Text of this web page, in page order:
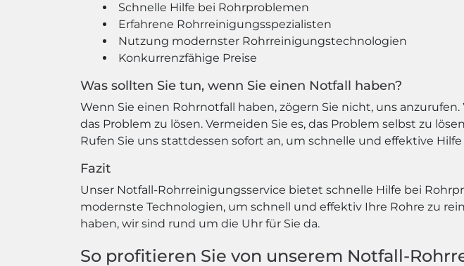
Schnelle Hilfe bei Rohrproblemen
Erfahrene Rohrreinigungsspezialisten
Nutzung modernster Rohrreinigungstechnologien
Konkurrenzfähige Preise
Was sollten Sie tun, wenn Sie einen Notfall haben?
Wenn Sie einen Rohrnotfall haben, zögern Sie nicht, uns
das Problem zu lösen. Vermeiden Sie es, das Problem selbst zu
Rufen Sie uns stattdessen sofort an, um schnelle und effektive
Fazit
Unser Notfall-Rohrreinigungsservice bietet schnelle Hilfe bei
modernste Technologien, um schnell und effektiv Ihre Rohre zu
haben, wir sind rund um die Uhr für Sie da.
So profitieren Sie von unserem Notfall-